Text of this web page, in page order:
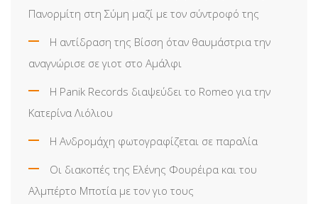
Πανορμίτη στη Σύμη μαζί με τον σύντροφό της
Η αντίδραση της Βίσση όταν θαυμάστρια την
αναγνώρισε σε γιοτ στο Αμάλφι
Η Panik Records διαψεύδει το Romeo για την
Κατερίνα Λιόλιου
Η Ανδρομάχη φωτογραφίζεται σε παραλία
Οι διακοπές της Ελένης Φουρέιρα και του
Αλμπέρτο Μποτία με τον γιο τους